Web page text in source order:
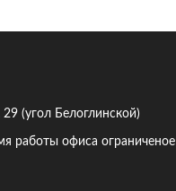
29 (угол Белоглинской)
работы офиса